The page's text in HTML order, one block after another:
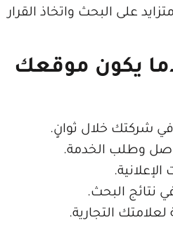
واتخاذ القرار
موقعك
ثوانٍ.